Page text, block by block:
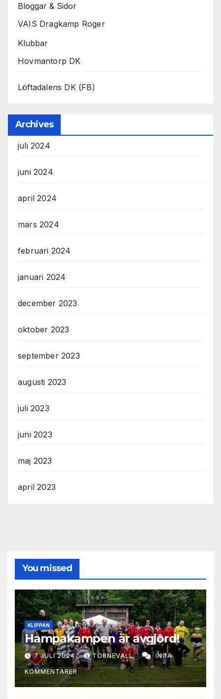
Bloggar & Sidor
VAIS Dragkamp Roger
Klubbar
Hovmantorp DK
Löftadalens DK (FB)
Archives
juli 2024
juni 2024
april 2024
mars 2024
februari 2024
januari 2024
december 2023
oktober 2023
september 2023
augusti 2023
juli 2023
juni 2023
maj 2023
april 2023
You missed
KLIPPAN
Hampakampen är avgjord!
7 JULI 2024 TORNEVALL INGA
KOMMENTARER